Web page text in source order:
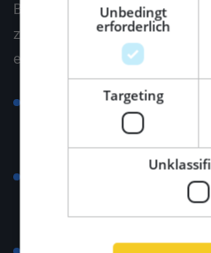
Bonusprogramm und
z. B. ein gesundes
eines
Eine Position, in der Sie
auch für Kunden in einem
etwas bewirken können.
Ein eingespieltes Team mit
menschliche Kontakt an
Unbedingt
erforderlich
Targeting